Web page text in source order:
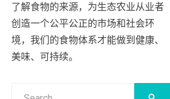
了解食物的来源，为生态农业从业者
创造一个公平公正的市场和社会环
境，我们的食物体系才能做到健康、
美味、可持续。